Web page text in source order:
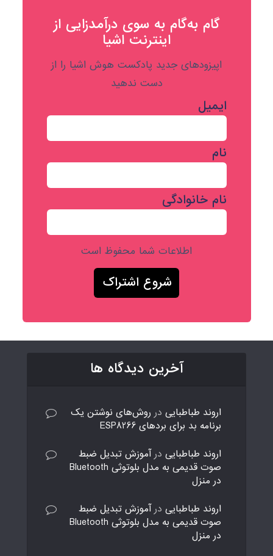
گام به‌گام به‌ سوی درآمدزایی از
اینترنت اشیا
اپیزودهای جدید پادکست هوش اشیا را از
دست ندهید
ایمیل
نام
نام خانوادگی
اطلاعات شما محفوظ است
آخرین دیدگاه ها
اروند طباطبایی در روش‌های نوشتن یک
برنامه بد برای بردهای ESP8266
اروند طباطبایی درآموزش تبدیل ضبط
صوت قدیمی به مدل بلوتوثی Bluetooth
در منزل
اروند طباطبایی درآموزش تبدیل ضبط
صوت قدیمی به مدل بلوتوثی Bluetooth
در منزل